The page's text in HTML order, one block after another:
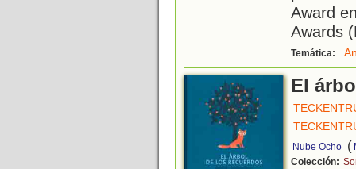
Award
Awards
Temática:
El
Nube Ocho (
Colección: